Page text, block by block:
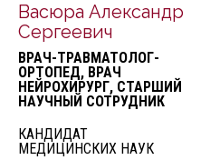
Васюра Александр
Сергеевич
ВРАЧ-ТРАВМАТОЛОГ-
ОРТОПЕД, ВРАЧ
НЕЙРОХИРУРГ, СТАРШИЙ
НАУЧНЫЙ СОТРУДНИК
КАНДИДАТ
МЕДИЦИНСКИХ НАУК